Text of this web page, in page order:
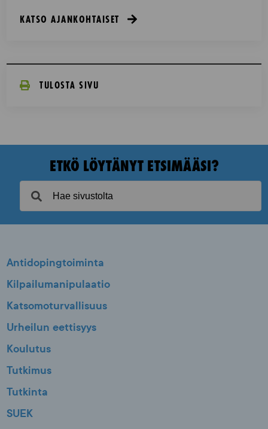
KATSO AJANKOHTAISET
TULOSTA SIVU
ETKÖ LÖYTÄNYT ETSIMÄÄSI?
Antidopingtoiminta
Kilpailumanipulaatio
Katsomoturvallisuus
Urheilun eettisyys
Koulutus
Tutkimus
Tutkinta
SUEK